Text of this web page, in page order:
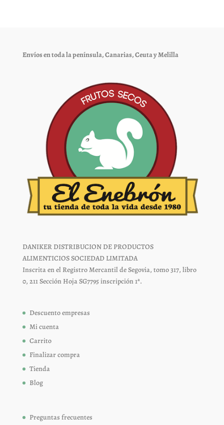
elegir
página
de
Envíos en toda la península, Canarias, Ceuta y Melilla
DANIKER DISTRIBUCION DE PRODUCTOS
ALIMENTICIOS SOCIEDAD LIMITADA
Inscrita en el Registro Mercantil de Segovia, tomo 317, libro
0, 211 Sección Hoja SG7795 inscripción 1ª.
Descuento empresas
Mi cuenta
Carrito
Finalizar compra
Tienda
Blog
Preguntas frecuentes